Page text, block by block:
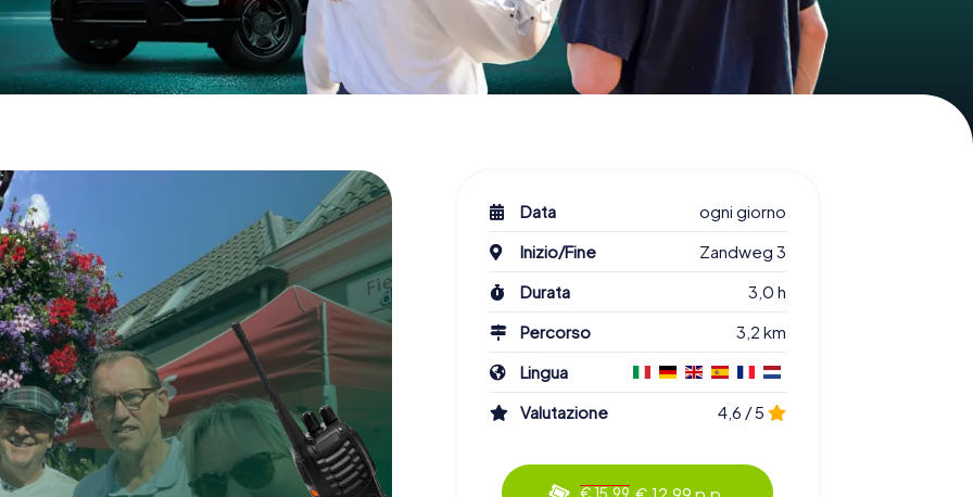
Data
ogni giorno
Inizio/Fine
Zandweg 3
Durata
3,0 h
Percorso
3,2 km
Lingua
Valutazione
4,6 / 5
€ 15,99